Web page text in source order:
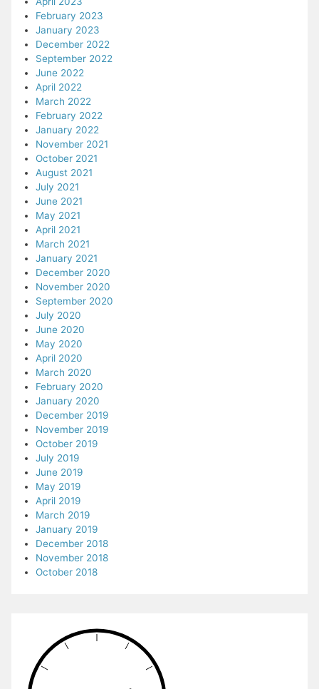
February 2023
January 2023
December 2022
September 2022
June 2022
April 2022
March 2022
February 2022
January 2022
November 2021
October 2021
August 2021
July 2021
June 2021
May 2021
April 2021
March 2021
January 2021
December 2020
November 2020
September 2020
July 2020
June 2020
May 2020
April 2020
March 2020
February 2020
January 2020
December 2019
November 2019
October 2019
July 2019
June 2019
May 2019
April 2019
March 2019
January 2019
December 2018
November 2018
October 2018